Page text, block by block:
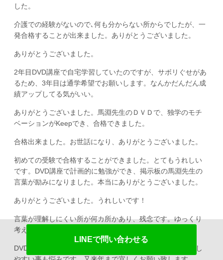
した。
介護での経験がないので､何も分からない所からでしたが、一
発合格することが出来ました。ありがとうございました。
ありがとうございました。
2年目DVD講座で自宅学習していたのですが、サボリぐせがあ
るため、3年目は通学希望でお願いします。なんかだんだん成
績アップしてる気がいい。
ありがとうございました。馬淵先生のＤＶＤで、独学のモチ
ベーションがKeepでき、合格できました。
合格出来ました。お世話になり、ありがとうございました。
初めての受験で合格することができました。とてもうれしい
です。DVD講座で計画的に勉強ができ、掲示板の馬淵先生の
言葉が励みになりました。本当にありがとうございました。
ありがとうございました。うれしいです！
言葉が理解しにくい所が何カ所かあり、残念です。ゆっくり
考えれば理解できました。
DVD一生懸命観たのですが、理解不足だと思います。緊張し
LINEで問い合わせる